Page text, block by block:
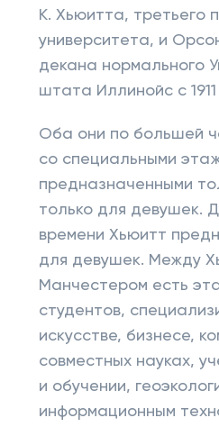
К. Хьюитта, третьего
университета, и
декана нормального
штата Иллинойс с 1911
Оба они по большей
со специальными
предназначенными
только для девушек.
времени Хьюитт
для девушек. Между
Манчестером есть
студентов,
искусстве, бизнесе,
совместных науках,
и обучении,
информационным